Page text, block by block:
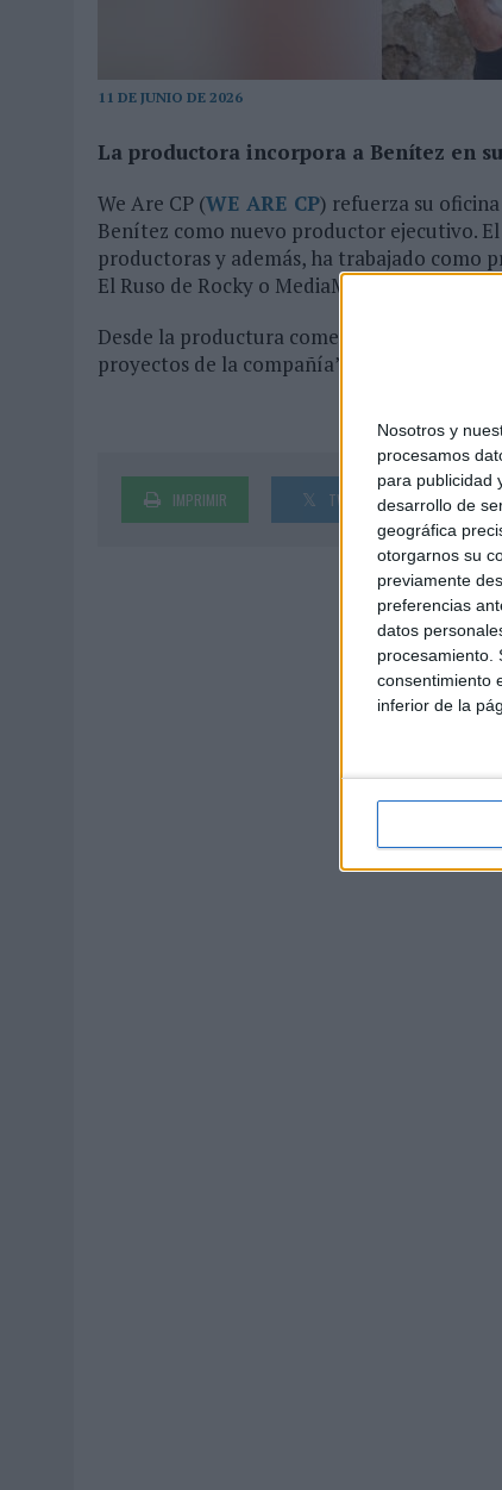
Nosotros y
procesamos
para publicidad
desarrollo de
geográfica
otorgarnos su
previamente
preferencias
datos
procesamiento.
consentimiento
inferior de la
MOVISTAR APELA A LA ILUSIÓN DE LAS AFICIONES
‘LA VUELTA’, DE FENOMENAL PARA MÁLAGA CF
11 DE JUNIO DE 2026
La productora incorpora a Benítez en
We Are CP (WE ARE CP) refuerza su
Benítez como nuevo productor ejecutivo.
productoras y además, ha trabajado como
El Ruso de Rocky o MediaMonks.
Desde la productura comentan que
proyectos de la compañía”.
IMPRIMIR TWEET